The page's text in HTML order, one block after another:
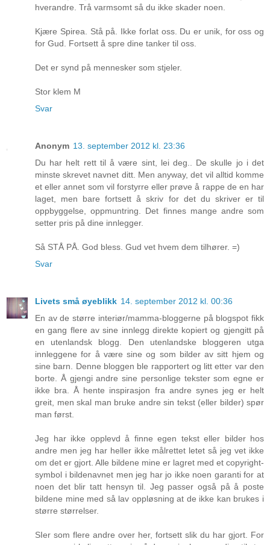
hverandre. Trå varmsomt så du ikke skader noen.
Kjære Spirea. Stå på. Ikke forlat oss. Du er unik, for oss og
for Gud. Fortsett å spre dine tanker til oss.
Det er synd på mennesker som stjeler.
Stor klem M
Svar
Anonym 13. september 2012 kl. 23:36
Du har helt rett til å være sint, lei deg.. De skulle jo i det
minste skrevet navnet ditt. Men anyway, det vil alltid komme
et eller annet som vil forstyrre eller prøve å rappe de en har
laget, men bare fortsett å skriv for det du skriver er til
oppbyggelse, oppmuntring. Det finnes mange andre som
setter pris på dine innlegger.
Så STÅ PÅ. God bless. Gud vet hvem dem tilhører. =)
Svar
Livets små øyeblikk 14. september 2012 kl. 00:36
En av de større interiør/mamma-bloggerne på blogspot fikk
en gang flere av sine innlegg direkte kopiert og gjengitt på
en utenlandsk blogg. Den utenlandske bloggeren utga
innleggene for å være sine og som bilder av sitt hjem og
sine barn. Denne bloggen ble rapportert og litt etter var den
borte. Å gjengi andre sine personlige tekster som egne er
ikke bra. Å hente inspirasjon fra andre synes jeg er helt
greit, men skal man bruke andre sin tekst (eller bilder) spør
man først.
Jeg har ikke opplevd å finne egen tekst eller bilder hos
andre men jeg har heller ikke målrettet letet så jeg vet ikke
om det er gjort. Alle bildene mine er lagret med et copyright-
symbol i bildenavnet men jeg har jo ikke noen garanti for at
noen det blir tatt hensyn til. Jeg passer også på å poste
bildene mine med så lav oppløsning at de ikke kan brukes i
større størrelser.
SIer som flere andre over her, fortsett slik du har gjort. For